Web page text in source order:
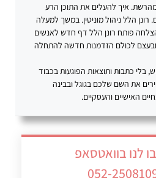
איך להעלים את התוכן הרע
רונן הלל ניהול מוניטין. במשך למעלה
הצלחה פותח רונן הלל דף חדש לאנשים
לכולם הזדמנות חדשה להתחלה
בלי כתבות ותוצאות הפוגעות בכבוד
את השם שלכם בגוגל ובבינה
האישיים והעסקיים.
לנו בוואטסאפ
052-